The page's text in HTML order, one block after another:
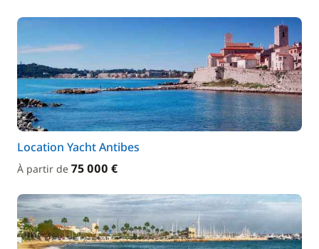
Location Yacht Antibes
À partir de 75 000 €